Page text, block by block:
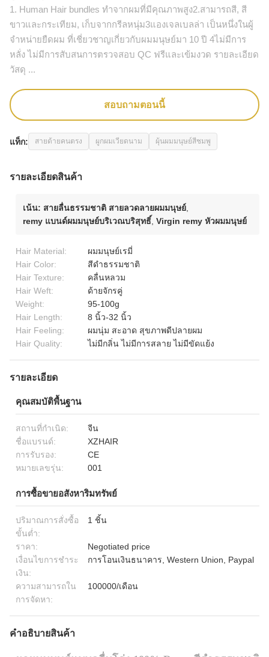
1. Human Hair bundles ทําจากผมที่มีคุณภาพสูง2.สามารถสี, สี
ขาวและกระเทียม, เก็บจากกรีลหนุ่ม3แองเจลเบลล่า เป็นหนึ่งในผู้
จําหน่ายยืดผม ที่เชี่ยวชาญเกี่ยวกับผมมนุษย์มา 10 ปี 4ไม่มีการ
หลั่ง ไม่มีการสับสนการตรวจสอบ QC ฟรีและเข้มงวด รายละเอียด
วัสดุ ...
สอบถามตอนนี้
แท็ก: สายด้ายคนตรง ผูกผมเวียดนาม ผุ้นผมมนุษย์สีชมพู
รายละเอียดสินค้า
เน้น: สายลื่นธรรมชาติ สายลวดลายผมมนุษย์
remy แบนด์ผมมนุษย์บริเวณบริสุทธิ์ Virgin remy หัวผมมนุษย์
Hair Material:
ผมมนุษย์เรมี่
Hair Color:
สีดำธรรมชาติ
Hair Texture:
คลื่นหลวม
Hair Weft:
ด้ายจักรคู่
Weight:
95-100g
Hair Length:
8 นิ้ว-32 นิ้ว
Hair Feeling:
ผมนุ่ม สะอาด สุขภาพดีปลายผม
Hair Quality:
ไม่มีกลิ่น ไม่มีการสลาย ไม่มีขัดแย้ง
รายละเอียด
คุณสมบัติพื้นฐาน
สถานที่กำเนิด:
จีน
ชื่อแบรนด์:
XZHAIR
การรับรอง:
CE
หมายเลขรุ่น:
001
การซื้อขายอสังหาริมทรัพย์
ปริมาณการสั่งซื้อ
ขั้นต่ำ:
1 ชิ้น
ราคา:
Negotiated price
เงื่อนไขการชำระ
เงิน:
การโอนเงินธนาคาร, Western Union, Paypal
ความสามารถใน
การจัดหา:
100000/เดือน
คำอธิบายสินค้า